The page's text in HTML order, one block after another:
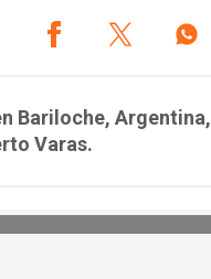
Bariloche, Argentina,
Varas.